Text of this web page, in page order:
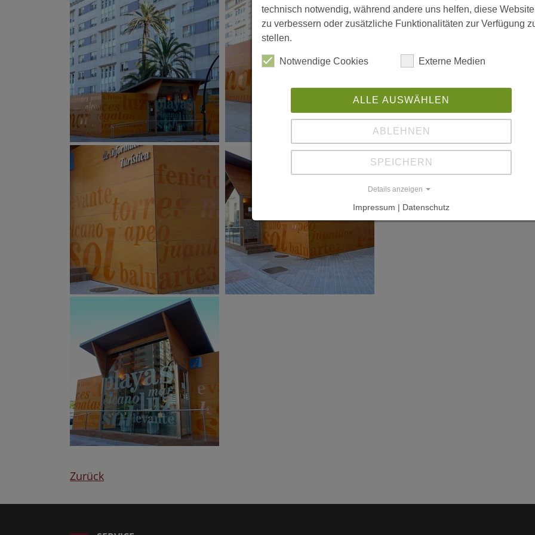
Zurück
technisch notwendig, während andere uns helfen, diese Website
zu verbessern oder zusätzliche Funktionalitäten zur Verfügung
stellen.
Notwendige Cookies Externe Medien
ALLE AUSWÄHLEN
ABLEHNEN
SPEICHERN
Details anzeigen
Impressum | Datenschutz